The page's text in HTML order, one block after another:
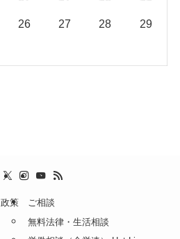
26 27 28 29
政策
ご相談
無料法律・生活相談